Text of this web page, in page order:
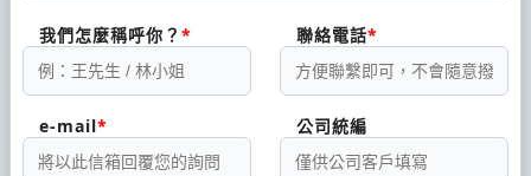
我們怎麼稱呼你？ 聯絡電話
e-mail 公司統編